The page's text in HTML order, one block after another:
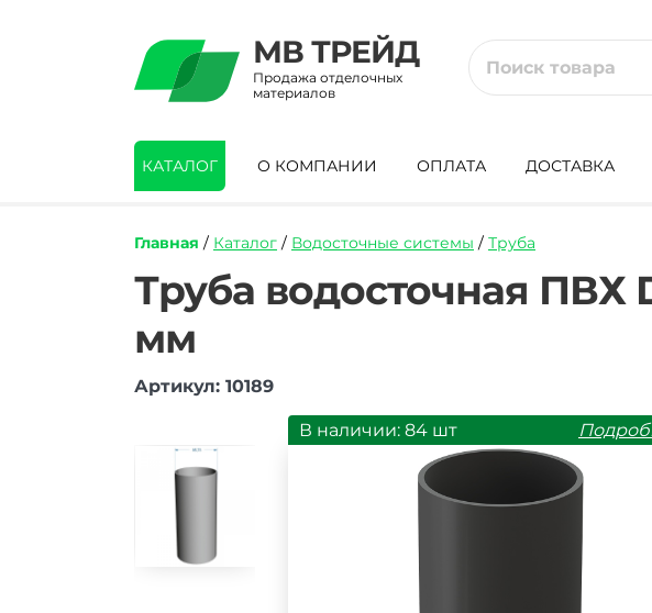
МВ ТРЕЙД
Продажа отделочных
материалов
КАТАЛОГ О КОМПАНИИ ОПЛАТА ДОСТАВКА
Главная / Каталог / Водосточные системы / Труба
https://mvtrade.ru/images/id/normal/truba-
vodostochnaya-
pvkh-
docke-
premium-
grafit-
85kh3000-
Труба водосточная ПВХ
мм
Артикул: 10189
В наличии: 84 шт